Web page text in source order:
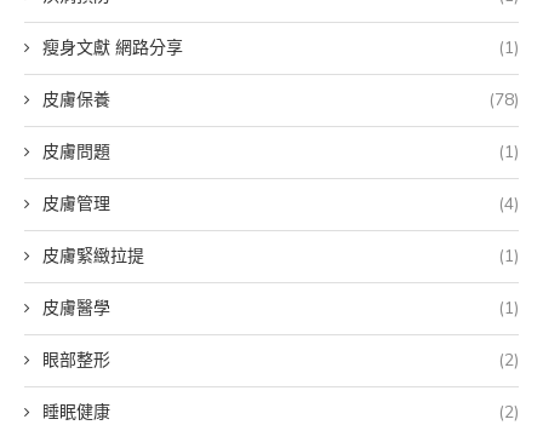
瘦身文獻 網路分享 (1)
皮膚保養 (78)
皮膚問題 (1)
皮膚管理 (4)
皮膚緊緻拉提 (1)
皮膚醫學 (1)
眼部整形 (2)
睡眠健康 (2)